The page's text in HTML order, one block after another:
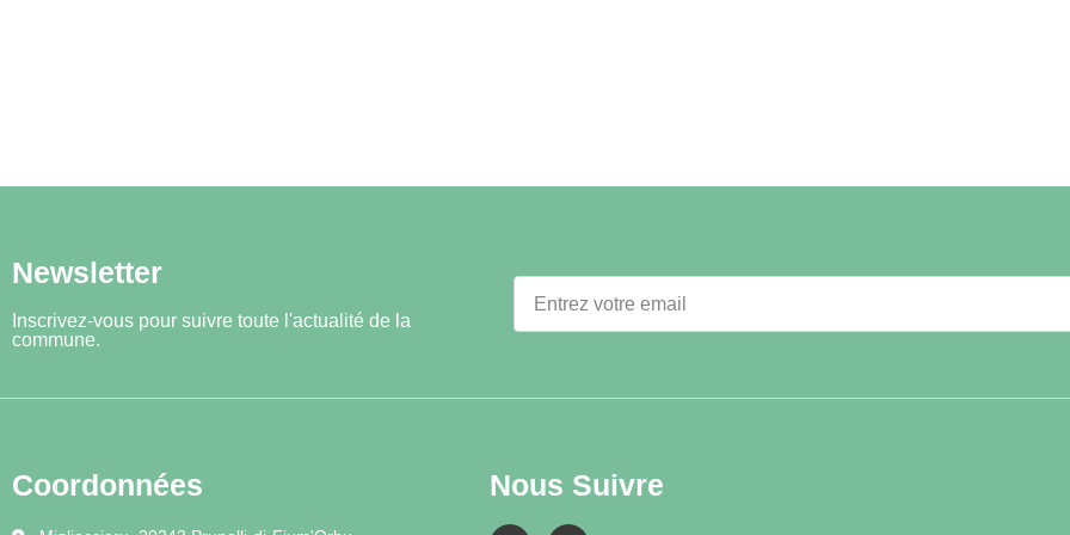
Newsletter
Inscrivez-vous pour suivre toute l'actualité de la
commune.
Coordonnées Nous Suivre